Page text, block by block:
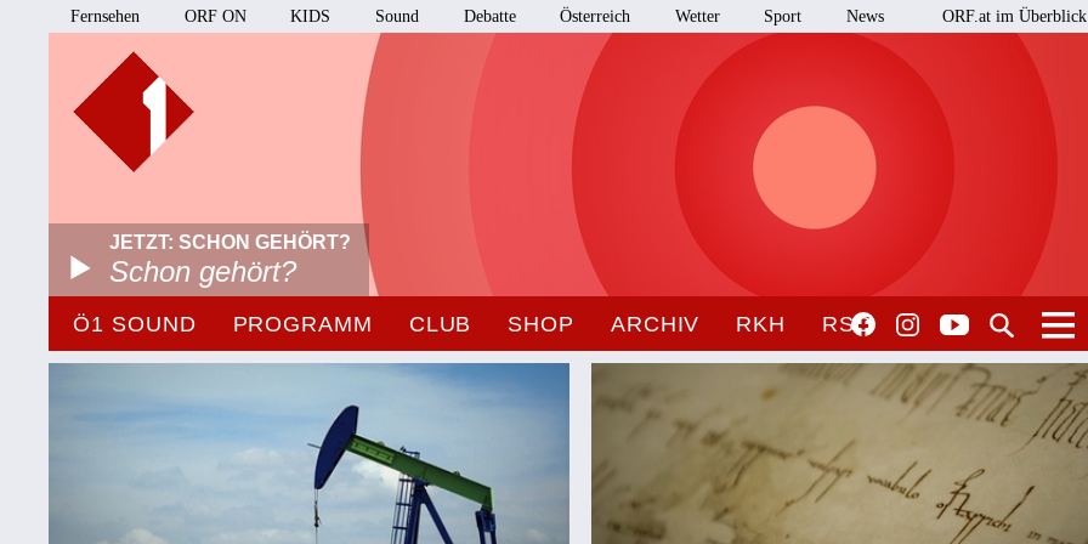
Fernsehen ORF ON KIDS Sound Debatte Österreich Wetter Sport News ORF.at im Überblick
JETZT: SCHON GEHÖRT?
Schon gehört?
Ö1 SOUND PROGRAMM CLUB SHOP ARCHIV RKH RSO